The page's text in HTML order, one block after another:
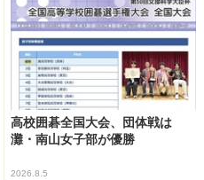
高校囲碁全国大会、団体戦は
灘・南山女子部が優勝
2026.8.5